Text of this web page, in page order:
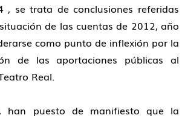
, se trata de conclusiones referidas
de las cuentas de 2012, año
como punto de inflexión por la
de las aportaciones públicas al
Real.
han puesto de manifiesto que la